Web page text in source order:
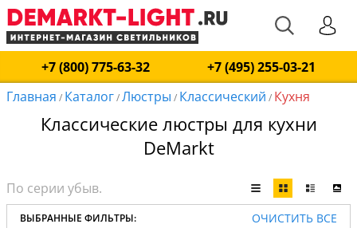
+7 (800) 775-63-32
+7 (495) 255-03-21
Главная / Каталог/Люстры / Классический / Кухня
Классические люстры для кухни
DeMarkt
ВЫБРАННЫЕ ФИЛЬТРЫ: ОЧИСТИТЬ ВСЕ